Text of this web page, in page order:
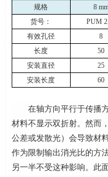
规格 8
货号：
PUM
有效孔径
8
长度
50
安装直径
25
安装长度
60
在轴方向平行于传播
材料不显示双折射。然而
公差或发散光）会导致材
作为限制输出消光比的方
另一半不受这种影响。此